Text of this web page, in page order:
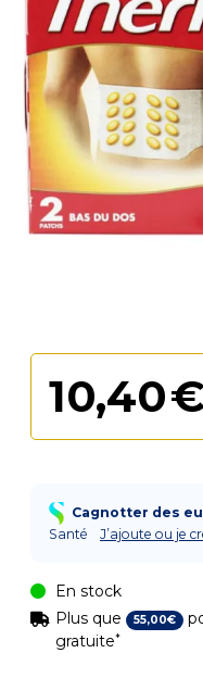
10,40
Cagnotter des
Santé
J’ajoute ou je
En stock
Plus que
55,00€
gratuite*